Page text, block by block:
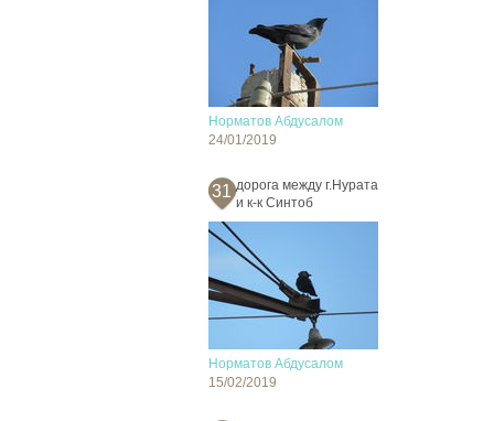
Норматов Абдусалом
24/01/2019
31 дорога между г.Нурата
и к-к Синтоб
Норматов Абдусалом
15/02/2019